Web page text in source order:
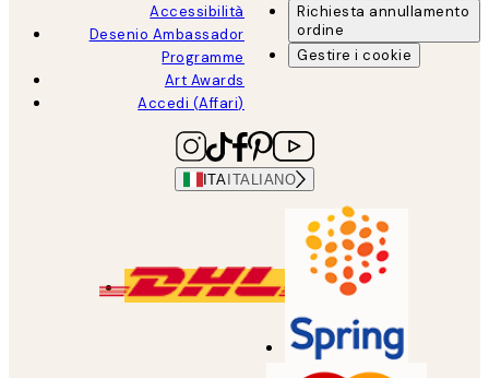
Accessibilità
Desenio Ambassador
Programme
Art Awards
Accedi (Affari)
Richiesta annullamento
ordine
Gestire i cookie
ITA ITALIANO